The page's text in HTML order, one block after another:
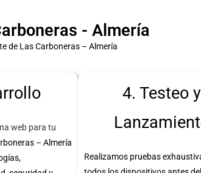
- Almería
de Las Carboneras – Almería
web para tu
– Almería
4. Testeo y
Realizamos pruebas